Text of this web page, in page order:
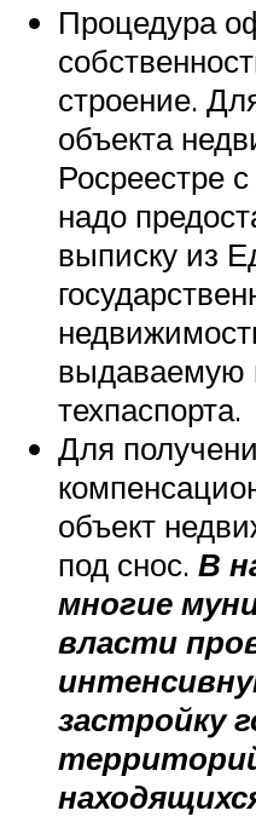
Процедура
строение.
объекта
Росреестре
надо
выписку из
выдаваемую
техпаспорта.
Для
объект
под снос. В
многие
власти
застройку